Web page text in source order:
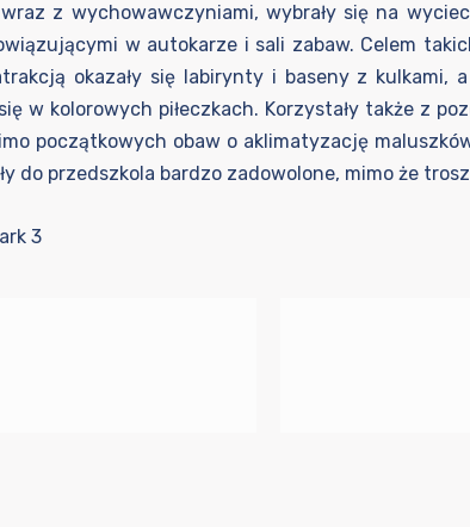
z wychowawczyniami, wybrały się na
w autokarze i sali zabaw. Celem
okazały się labirynty i baseny z kulkami,
w kolorowych piłeczkach. Korzystały także z
początkowych obaw o aklimatyzację
do przedszkola bardzo zadowolone, mimo że